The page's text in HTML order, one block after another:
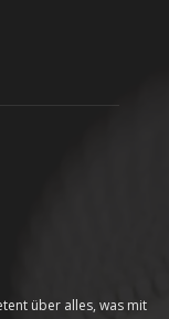
über alles, was mit